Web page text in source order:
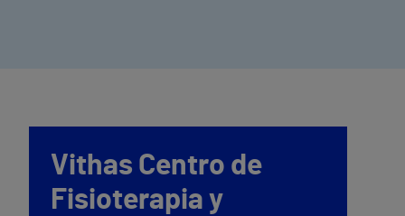
Vithas Centro de
Fisioterapia y